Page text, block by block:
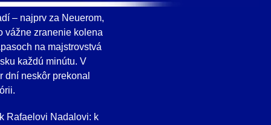
– najprv za Neuerom,
vážne zranenie kolena
na majstrovstvá
každú minútu. V
neskôr prekonal
Rafaelovi Nadalovi: k